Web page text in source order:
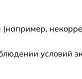
условий